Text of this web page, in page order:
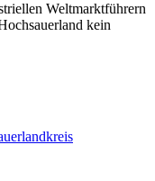
Weltmarktführern
kein